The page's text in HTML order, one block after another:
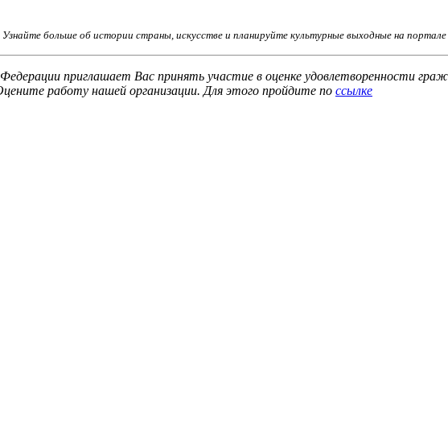
больше об истории страны, искусстве и планируйте культурные выходные на
приглашает Вас принять участие в оценке удовлетворенности
работу нашей организации. Для этого пройдите по ссылке